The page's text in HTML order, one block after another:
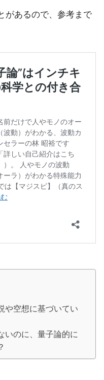
があるので、参考まで
や空想に基づいてい
いのに、量子論的に